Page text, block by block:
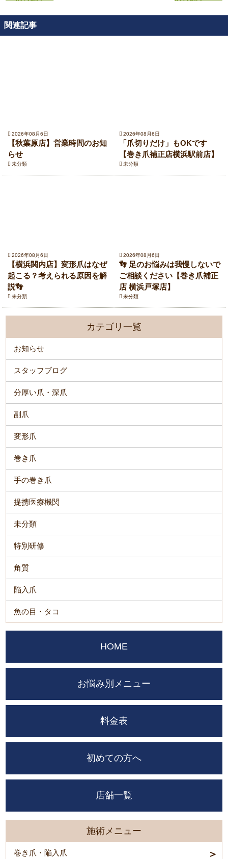
関連記事
2026年08月6日
【秋葉原店】営業時間のお知
らせ
未分類
2026年08月6日
「爪切りだけ」もOKです
【巻き爪補正店横浜駅前店】
未分類
2026年08月6日
【横浜関内店】変形爪はなぜ
起こる？考えられる原因を解
説👣
未分類
2026年08月6日
👣 足のお悩みは我慢しないで
ご相談ください【巻き爪補正
店 横浜戸塚店】
未分類
カテゴリ一覧
お知らせ
スタッフブログ
分厚い爪・深爪
副爪
変形爪
巻き爪
手の巻き爪
提携医療機関
未分類
特別研修
角質
陥入爪
魚の目・タコ
HOME
お悩み別メニュー
料金表
初めての方へ
店舗一覧
施術メニュー
巻き爪・陥入爪